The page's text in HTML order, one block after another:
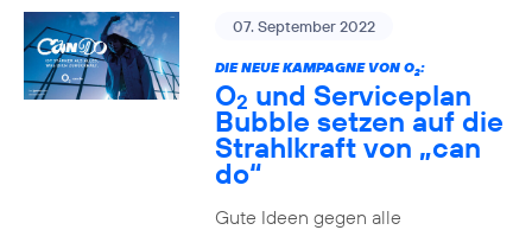
07. September 2022
DIE NEUE KAMPAGNE VON O2:
O2 und Serviceplan
Bubble setzen auf die
Strahlkraft von „can
do“
Gute Ideen gegen alle